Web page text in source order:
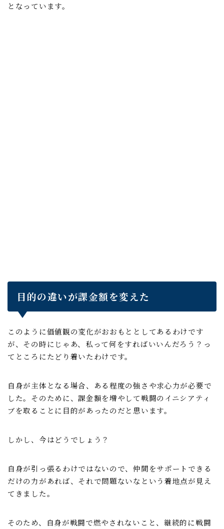
となっています。
目的の違いが課金額を変えた
このように価値観の変化がおおもととしてあるわけです
が、その時にじゃあ、私って何をすればいいんだろう？っ
てところにたどり着いたわけです。
自身が主体となる場合、ある程度の強さや求心力が必要で
した。そのために、課金額を増やして戦闘のイニシアティ
ブを取ることに目的があったのだと思います。
しかし、今はどうでしょう？
自身が引っ張るわけではないので、仲間をサポートできる
だけの力があれば、それで問題ないなという着地点が見え
てきました。
そのため、自身が戦闘で燃やされないこと、継続的に戦闘